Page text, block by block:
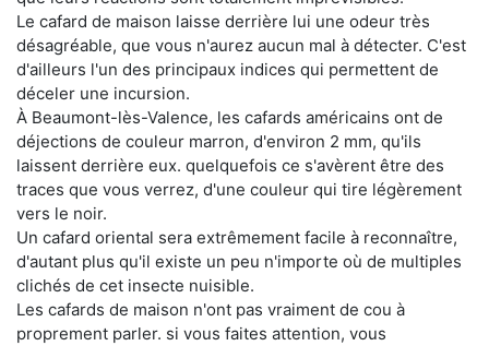
Le cafard de maison laisse derrière lui une odeur très
désagréable, que vous n'aurez aucun mal à détecter. C'est
d'ailleurs l'un des principaux indices qui permettent de
déceler une incursion.
À Beaumont-lès-Valence, les cafards américains ont de
déjections de couleur marron, d'environ 2 mm, qu'ils
laissent derrière eux. quelquefois ce s'avèrent être des
traces que vous verrez, d'une couleur qui tire légèrement
vers le noir.
Un cafard oriental sera extrêmement facile à reconnaître,
d'autant plus qu'il existe un peu n'importe où de multiples
clichés de cet insecte nuisible.
Les cafards de maison n'ont pas vraiment de cou à
proprement parler. si vous faites attention, vous